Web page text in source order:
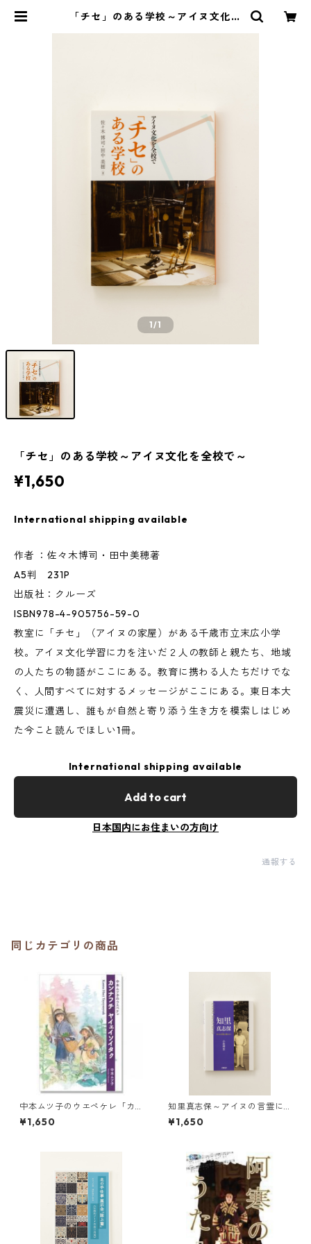
「チセ」のある学校～アイヌ文化を
1/1
「チセ」のある学校～アイヌ文化を全校で～
¥1,650
International shipping available
作者 ：佐々木博司・田中美穂著
A5判 231P
出版社：クルーズ
ISBN978-4-905756-59-0
教室に「チセ」（アイヌの家屋）がある千歳市立末広小学
校。アイヌ文化学習に力を注いだ２人の教師と親たち、地域
の人たちの物語がここにある。教育に携わる人たちだけでな
く、人間すべてに対するメッセージがここにある。東日本大
震災に遭遇し、誰もが自然と寄り添う生き方を模索しはじめ
た今こと読んでほしい1冊。
International shipping available
Add to cart
日本国内にお住まいの方向け
通報する
同じカテゴリの商品
中本ムツ子のウエペケレ「カ
ンナフチ ヤイエイソイタ
ク」
¥1,650
知里真志保～アイヌの言霊に
導かれて～
¥1,650